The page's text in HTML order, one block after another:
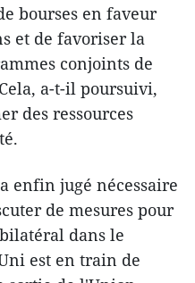
bourses en faveur
et de favoriser la
conjoints de
a-t-il poursuivi,
des ressources
enfin jugé nécessaire
de mesures pour
dans le
est en train de